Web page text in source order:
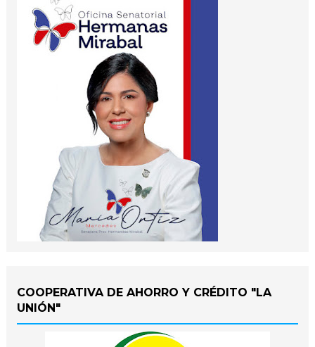
COOPERATIVA DE AHORRO Y CRÉDITO "LA
UNIÓN"